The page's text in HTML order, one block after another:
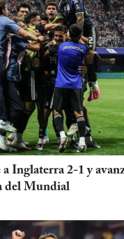
Inglaterra 2-1 y
del Mundial